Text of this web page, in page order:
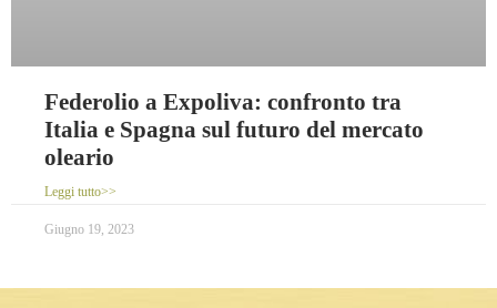
Federolio a Expoliva: confronto tra
Italia e Spagna sul futuro del mercato
oleario
Leggi tutto>>
Giugno 19, 2023